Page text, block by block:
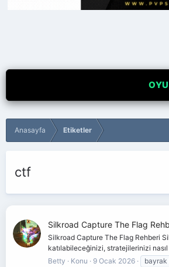
Anasayfa Etiketler
ctf
Silkroad Capture The Flag
Silkroad Capture The Flag Rehberi
katılabileceğinizi, stratejilerinizi
Betty
Konu 9 Ocak 2026 bayrak